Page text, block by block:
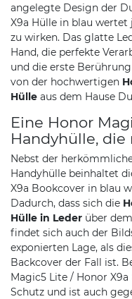
angelegte Design der
X9a Hülle in blau
zu wirken. Das glatte
Hand, die perfekte
und die erste
von der hochwertigen
Hülle aus dem Hause
Eine Honor
Handyhülle, die
Nebst der
Handyhülle beinhaltet
X9a Bookcover in blau
Dadurch, dass sich die
Hülle in Leder über
findet sich auch der
exponierten Lage, als
Backcover der Fall ist.
Magic5 Lite / Honor
Schutz und ist auch